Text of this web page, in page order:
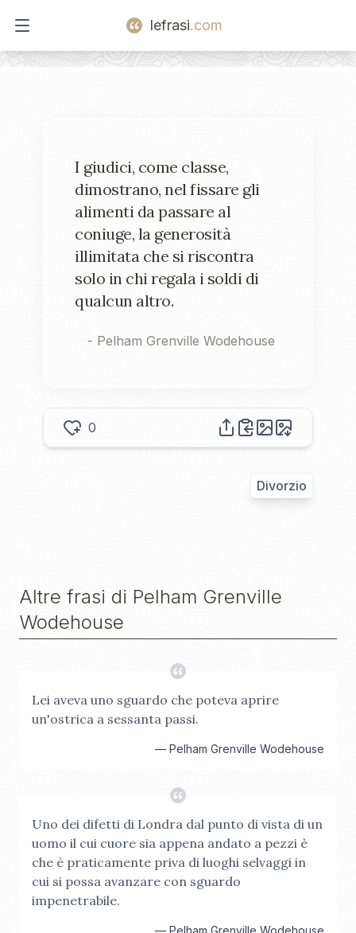
Open main menu
lefrasi.com
I giudici, come classe,
dimostrano, nel fissare gli
alimenti da passare al
coniuge, la generosità
illimitata che si riscontra
solo in chi regala i soldi di
qualcun altro.
- Pelham Grenville Wodehouse
0
Divorzio
Altre frasi di Pelham Grenville
Wodehouse
Lei aveva uno sguardo che poteva aprire
un'ostrica a sessanta passi.
— Pelham Grenville Wodehouse
Uno dei difetti di Londra dal punto di vista di un
uomo il cui cuore sia appena andato a pezzi è
che è praticamente priva di luoghi selvaggi in
cui si possa avanzare con sguardo
impenetrabile.
— Pelham Grenville Wodehouse